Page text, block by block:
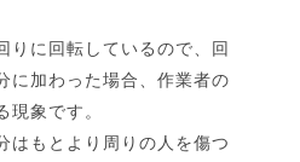
りに回転しているので、回
に加わった場合、作業者の
現象です。
はもとより周りの人を傷つ